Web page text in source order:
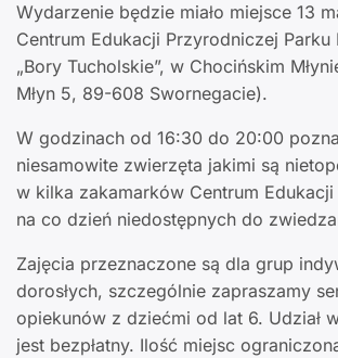
Wydarzenie będzie miało miejsce 13
Centrum Edukacji Przyrodniczej
„Bory Tucholskie”, w Chocińskim
Młyn 5, 89-608 Swornegacie).
W godzinach od 16:30 do 20:00
niesamowite zwierzęta jakimi są
w kilka zakamarków Centrum
na co dzień niedostępnych do
Zajęcia przeznaczone są dla grup
dorosłych, szczególnie zapraszamy
opiekunów z dziećmi od lat 6. Udział
jest bezpłatny. Ilość miejsc